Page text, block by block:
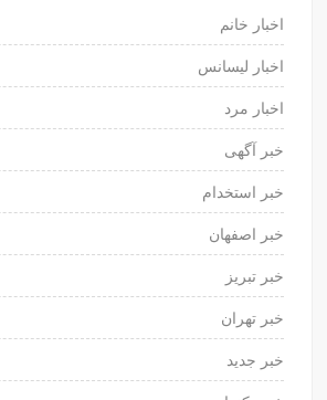
اخبار خانم
اخبار لیسانس
اخبار مرد
خبر آگهی
خبر استخدام
خبر اصفهان
خبر تبریز
خبر تهران
خبر جدید